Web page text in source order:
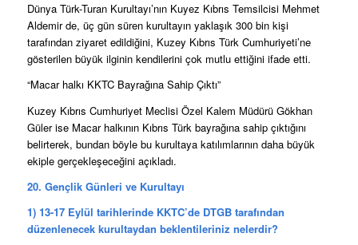
Dünya Türk-Turan Kurultayı’nın Kuyez Kıbrıs Temsilcisi Mehmet
Aldemir de, üç gün süren kurultayın yaklaşık 300 bin kişi
tarafından ziyaret edildiğini, Kuzey Kıbrıs Türk Cumhuriyeti’ne
gösterilen büyük ilginin kendilerini çok mutlu ettiğini ifade etti.
“Macar halkı KKTC Bayrağına Sahip Çıktı”
Kuzey Kıbrıs Cumhuriyet Meclisi Özel Kalem Müdürü Gökhan
Güler ise Macar halkının Kıbrıs Türk bayrağına sahip çıktığını
belirterek, bundan böyle bu kurultaya katılımlarının daha büyük
ekiple gerçekleşeceğini açıkladı.
20. Gençlik Günleri ve Kurultayı
1) 13-17 Eylül tarihlerinde KKTC’de DTGB tarafından
düzenlenecek kurultaydan beklentileriniz nelerdir?